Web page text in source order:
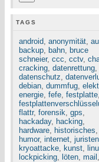
TAGS
android, anonymität,
backup, bahn, bruce
schneier, ccc, cctv,
cracking, datenrettung,
datenschutz,
debian, dummfug,
energie, fefe, festplatte,
flattr, forensik, gps,
hackaday, hacking,
hardware, historisches,
humor, internet, juristen
kryoattacke, kunst,
lockpicking, löten, mail ,